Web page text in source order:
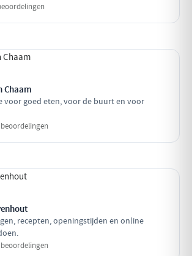
Chaam
voor goed eten, voor de buurt en voor
beoordelingen
recepten, openingstijden en online
beoordelingen